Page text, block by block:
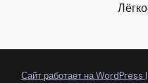
Сайт работает на WordPress |